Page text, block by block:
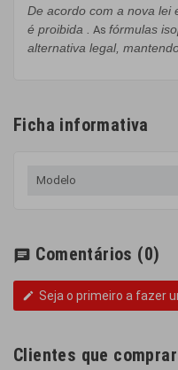
De acordo com a nova lei
é proibida
As fórmulas
alternativa legal,
Ficha informativa
Modelo
chat Comentários (0)
edit Seja o primeiro a fazer
Clientes que